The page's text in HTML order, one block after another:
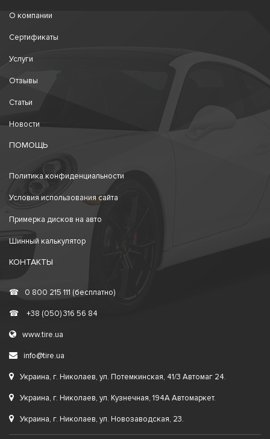
О компании
Сертификаты
Услуги
Отзывы
Статьи
Новости
ПОМОЩЬ
Политика конфиденциальности
Условия использования сайта
Примерка дисков на авто
Шинный калькулятор
КОНТАКТЫ
☎ 0 800 215 111 (бесплатно)
☎ +38 (050) 316 56 84
www.tire.ua
info@tire.ua
Украина, г. Николаев, ул. Потемкинская, 41/3 Автомаг 24.
Украина, г. Николаев, ул. Кузнечная, 194А Автомаркет.
Украина, г. Николаев, ул. Новозаводская, 23.